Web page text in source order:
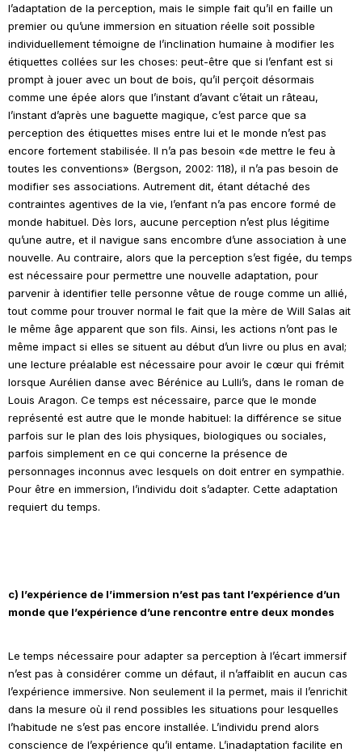
l’adaptation de la perception, mais le simple fait qu’il en faille un
premier ou qu’une immersion en situation réelle soit possible
individuellement témoigne de l’inclination humaine à modifier les
étiquettes collées sur les choses: peut-être que si l’enfant est si
prompt à jouer avec un bout de bois, qu’il perçoit désormais
comme une épée alors que l’instant d’avant c’était un râteau,
l’instant d’après une baguette magique, c’est parce que sa
perception des étiquettes mises entre lui et le monde n’est pas
encore fortement stabilisée. Il n’a pas besoin «de mettre le feu à
toutes les conventions» (Bergson, 2002: 118), il n’a pas besoin de
modifier ses associations. Autrement dit, étant détaché des
contraintes agentives de la vie, l’enfant n’a pas encore formé de
monde habituel. Dès lors, aucune perception n’est plus légitime
qu’une autre, et il navigue sans encombre d’une association à une
nouvelle. Au contraire, alors que la perception s’est figée, du temps
est nécessaire pour permettre une nouvelle adaptation, pour
parvenir à identifier telle personne vêtue de rouge comme un allié,
tout comme pour trouver normal le fait que la mère de Will Salas ait
le même âge apparent que son fils. Ainsi, les actions n’ont pas le
même impact si elles se situent au début d’un livre ou plus en aval;
une lecture préalable est nécessaire pour avoir le cœur qui frémit
lorsque Aurélien danse avec Bérénice au Lulli’s, dans le roman de
Louis Aragon. Ce temps est nécessaire, parce que le monde
représenté est autre que le monde habituel: la différence se situe
parfois sur le plan des lois physiques, biologiques ou sociales,
parfois simplement en ce qui concerne la présence de
personnages inconnus avec lesquels on doit entrer en sympathie.
Pour être en immersion, l’individu doit s’adapter. Cette adaptation
requiert du temps.
c) l’expérience de l’immersion n’est pas tant l’expérience d’un
monde que l’expérience d’une rencontre entre deux mondes
Le temps nécessaire pour adapter sa perception à l’écart immersif
n’est pas à considérer comme un défaut, il n’affaiblit en aucun cas
l’expérience immersive. Non seulement il la permet, mais il l’enrichit
dans la mesure où il rend possibles les situations pour lesquelles
l’habitude ne s’est pas encore installée. L’individu prend alors
conscience de l’expérience qu’il entame. L’inadaptation facilite en